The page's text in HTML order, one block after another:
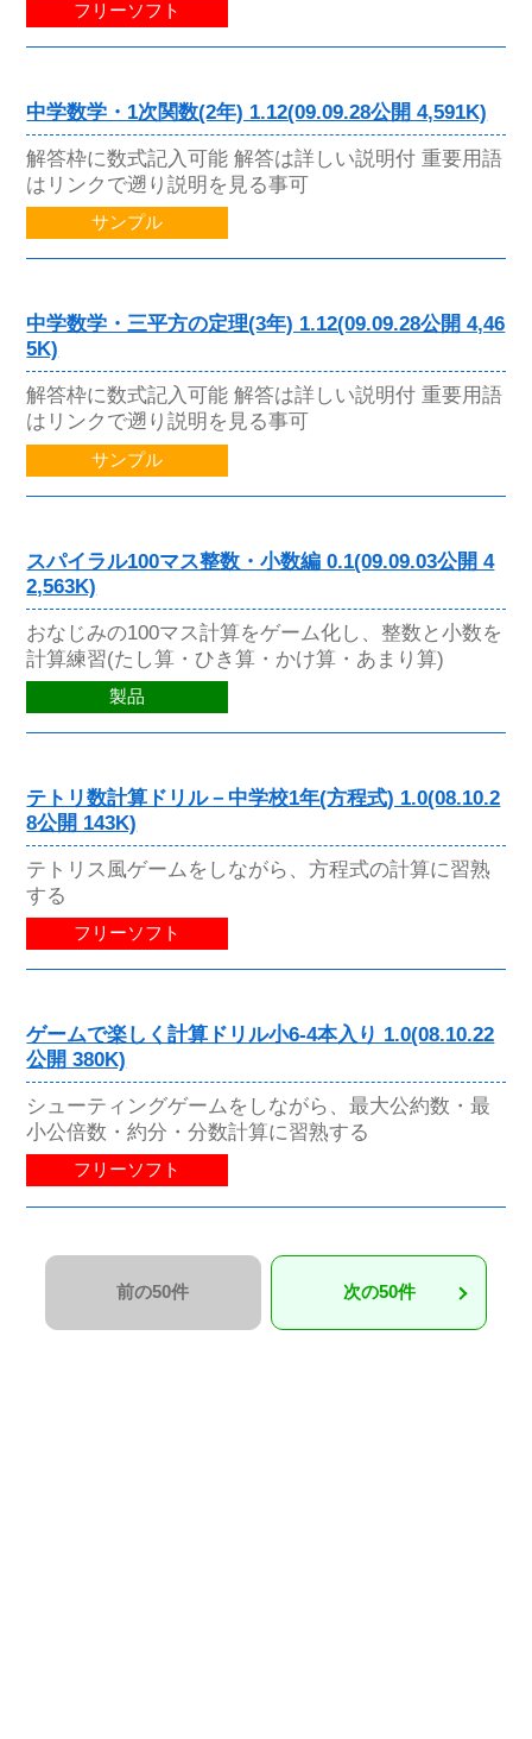
フリーソフト
中学数学・1次関数(2年) 1.12(09.09.28公開 4,591K)
解答枠に数式記入可能 解答は詳しい説明付 重要用語
はリンクで遡り説明を見る事可
サンプル
中学数学・三平方の定理(3年) 1.12(09.09.28公開 4,46
5K)
解答枠に数式記入可能 解答は詳しい説明付 重要用語
はリンクで遡り説明を見る事可
サンプル
スパイラル100マス整数・小数編 0.1(09.09.03公開 4
2,563K)
おなじみの100マス計算をゲーム化し、整数と小数を
計算練習(たし算・ひき算・かけ算・あまり算)
製品
テトリ数計算ドリル－中学校1年(方程式) 1.0(08.10.2
8公開 143K)
テトリス風ゲームをしながら、方程式の計算に習熟
する
フリーソフト
ゲームで楽しく計算ドリル小6-4本入り 1.0(08.10.22
公開 380K)
シューティングゲームをしながら、最大公約数・最
小公倍数・約分・分数計算に習熟する
フリーソフト
前の50件 次の50件